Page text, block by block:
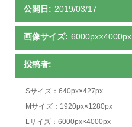
公開日: 2019/03/17
画像サイズ: 6000px×4000px
投稿者:
Sサイズ：640px×427px
Mサイズ：1920px×1280px
Lサイズ：6000px×4000px